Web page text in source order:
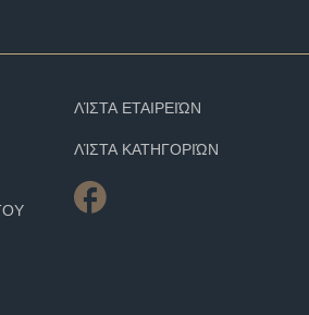
ΛΊΣΤΑ ΕΤΑΙΡΕΙΏΝ
ΛΊΣΤΑ ΚΑΤΗΓΟΡΙΏΝ